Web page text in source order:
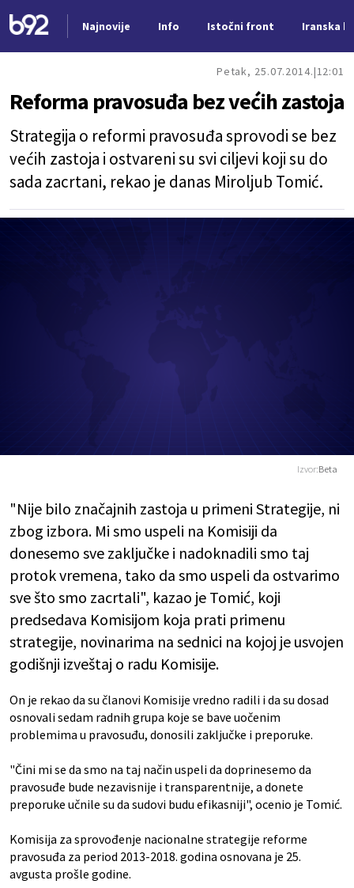
Najnovije Info Istočni front Iranska
Petak, 25.07.2014. 12:01
Reforma pravosuđa bez većih zastoja
Strategija o reformi pravosuđa sprovodi se bez
većih zastoja i ostvareni su svi ciljevi koji su do
sada zacrtani, rekao je danas Miroljub Tomić.
Izvor:Beta
"Nije bilo značajnih zastoja u primeni Strategije, ni
zbog izbora. Mi smo uspeli na Komisiji da
donesemo sve zaključke i nadoknadili smo taj
protok vremena, tako da smo uspeli da ostvarimo
sve što smo zacrtali", kazao je Tomić, koji
predsedava Komisijom koja prati primenu
strategije, novinarima na sednici na kojoj je usvojen
godišnji izveštaj o radu Komisije.
On je rekao da su članovi Komisije vredno radili i da su dosad
osnovali sedam radnih grupa koje se bave uočenim
problemima u pravosuđu, donosili zaključke i preporuke.
"Čini mi se da smo na taj način uspeli da doprinesemo da
pravosuđe bude nezavisnije i transparentnije, a donete
preporuke učnile su da sudovi budu efikasniji", ocenio je Tomić.
Komisija za sprovođenje nacionalne strategije reforme
pravosuđa za period 2013-2018. godina osnovana je 25.
avgusta prošle godine.